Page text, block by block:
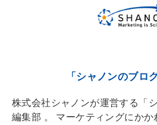
「シャノンのブロ
株式会社シャノンが運営する「
編集部 。 マーケティングにか